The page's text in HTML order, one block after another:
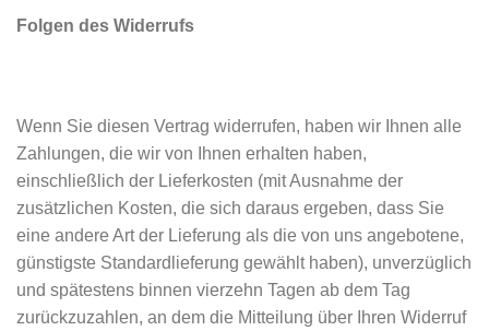
Folgen des Widerrufs
Wenn Sie diesen Vertrag widerrufen, haben wir Ihnen alle
Zahlungen, die wir von Ihnen erhalten haben,
einschließlich der Lieferkosten (mit Ausnahme der
zusätzlichen Kosten, die sich daraus ergeben, dass Sie
eine andere Art der Lieferung als die von uns angebotene,
günstigste Standardlieferung gewählt haben), unverzüglich
und spätestens binnen vierzehn Tagen ab dem Tag
zurückzuzahlen, an dem die Mitteilung über Ihren Widerruf